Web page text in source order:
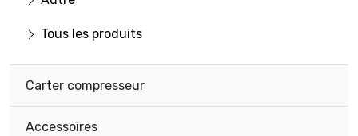
Tous les produits
Carter compresseur
Accessoires